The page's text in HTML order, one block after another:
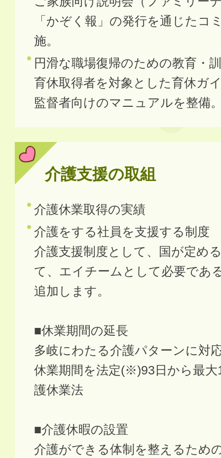
「かぞく報」の発行を通じたコ
施。
円滑な職場復帰のための教育・
育休取得者を対象とした育休ガ
監督者向けのマニュアルを整備
介護支援の取組
介護休業取得の実績
介護をする社員を支援する制度
介護支援制度として、国が定め
て、エイチームとして必要であ
追加します。
■休業期間の延長
多岐にわたる介護パターンに対
休業期間を法定(※)93日から最
護休業法
■介護休暇の設置
介護ができる体制を整えるため